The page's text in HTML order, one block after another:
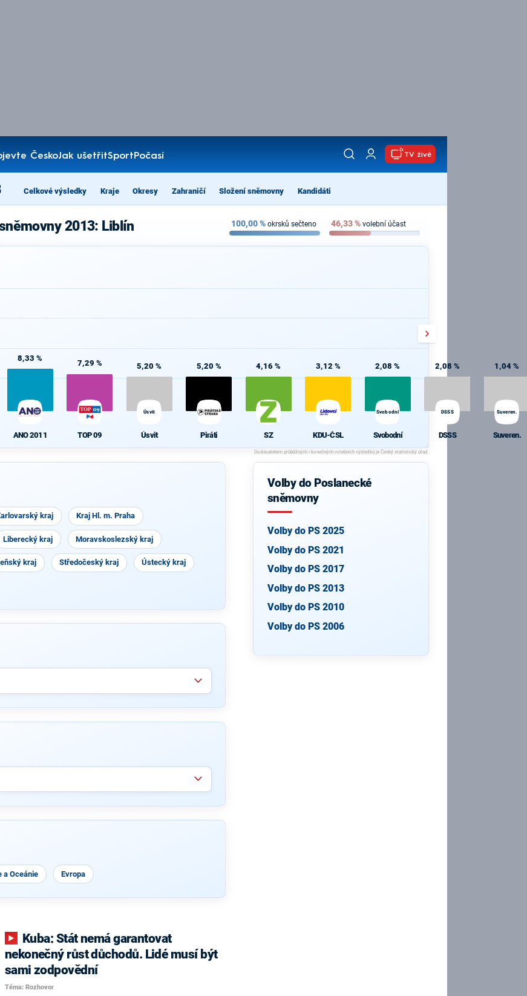
ČeskoJak ušetřitSportPočasí
TV živě
Celkové výsledky Kraje Okresy Zahraničí Složení sněmovny Kandidáti
2013: Liblín 100,00% okrsků sečteno 46,33% volební účast
8,33 %
ANO 2011
7,29 %
TOP 09
5,20 %
Úsvit
Úsvit
5,20 %
Piráti
4,16 %
SZ
3,12 %
KDU-ČSL
2,08 %
Svobodní
Svobodní
2,08 %
DSSS
DSSS
1,04 %
Suveren.
Suveren.
kraj Kraj Hl. m. Praha
Liberecký kraj Moravskoslezský kraj
kraj Středočeský kraj Ústecký kraj
a Oceánie Evropa
nekonečný růst důchodů. Lidé musí být
sami zodpovědní
Téma: Rozhovor
Volby do Poslanecké
sněmovny
Volby do PS 2025
Volby do PS 2021
Volby do PS 2017
Volby do PS 2013
Volby do PS 2010
Volby do PS 2006